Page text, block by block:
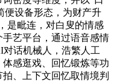
便设备形态，为财产升
是毗连，对白叟的情感
艺平台，通过语音感情
话机械人，浩繁人工
感逛戏、回忆锻炼等功
、上下文回忆取情境判